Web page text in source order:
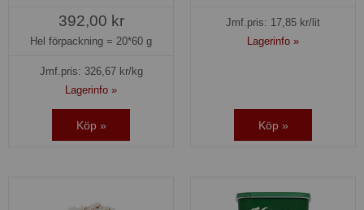
392,00 kr
Hel förpackning = 20*60 g
Jmf.pris: 326,67kr/kg
Lagerinfo »
Köp »
Jmf.pris: 17,85 kr/lit
Lagerinfo »
Köp »